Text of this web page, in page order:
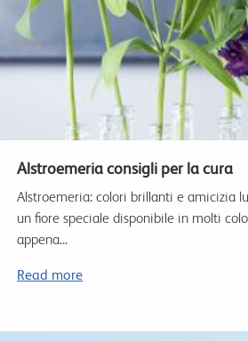
Alstroemeria consigli per la cura
Alstroemeria: colori brillanti e amicizia
un fiore speciale disponibile in molti
appena...
Read more